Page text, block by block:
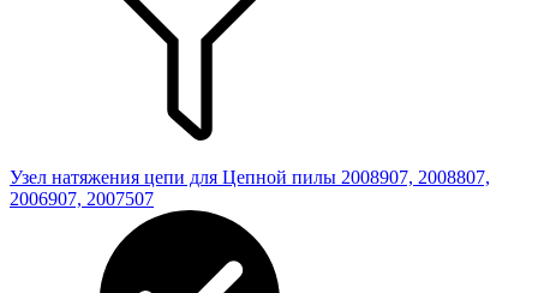
Узел натяжения цепи для Цепной пилы 2008907, 2008807,
2006907, 2007507